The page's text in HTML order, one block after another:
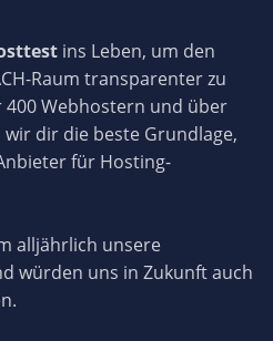
ins Leben, um den
Raum transparenter zu
Webhostern und über
dir die beste Grundlage,
für Hosting-
alljährlich unsere
würden uns in Zukunft auch